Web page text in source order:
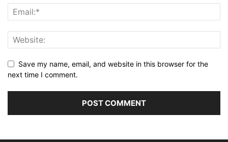
Save my name, email, and website in this browser for the
next time I comment.